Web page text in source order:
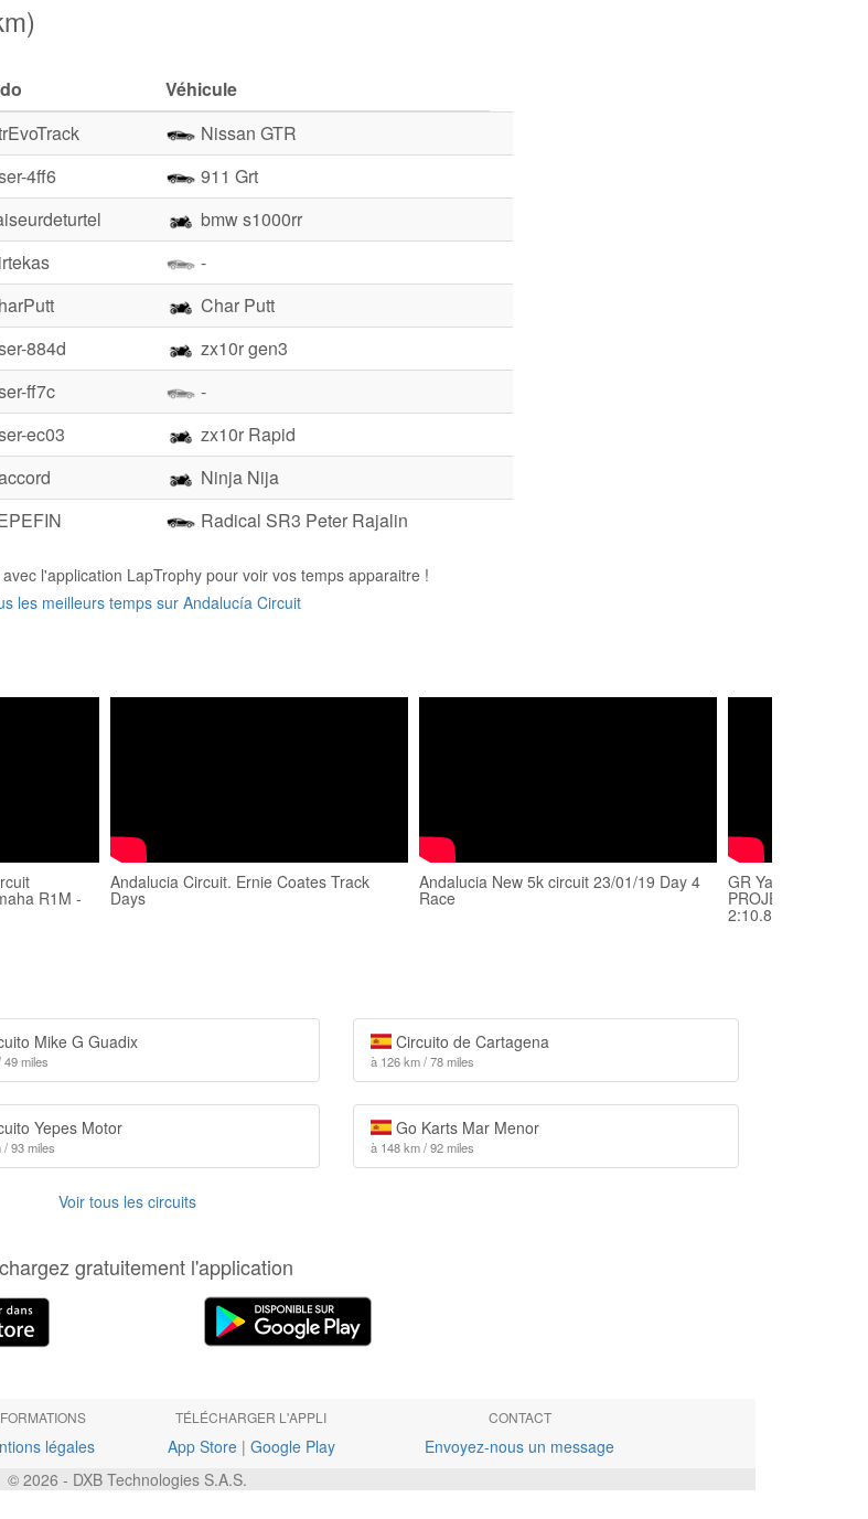
Véhicule
Nissan GTR
4ff6
911 Grt
bmw s1000rr
-
Char Putt
884d
zx10r gen3
ff7c
-
ec03
zx10r Rapid
Ninja Nija
Radical SR3 Peter Rajalin
l'application LapTrophy pour voir vos temps apparaitre !
les meilleurs temps sur Andalucía Circuit
R1M -
Andalucia Circuit. Ernie Coates Track
Days
Andalucia New 5k circuit 23/01/19 Day 4
Race
GR Yaris takes
PROJECT of
2:10.884
Mike G Guadix
miles
Circuito de Cartagena
à 126 km / 78 miles
Yepes Motor
93 miles
Go Karts Mar Menor
à 148 km / 92 miles
Voir tous les circuits
gratuitement l'application
légales
TÉLÉCHARGER L'APPLI
App Store| Google Play
CONTACT
Envoyez-nous un message
© 2026 - DXB Technologies S.A.S.